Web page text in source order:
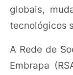
globais,
tecnológicos
A Rede de
Embrapa